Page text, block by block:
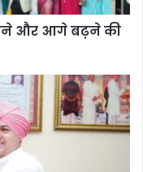
और आगे बढ़ने की